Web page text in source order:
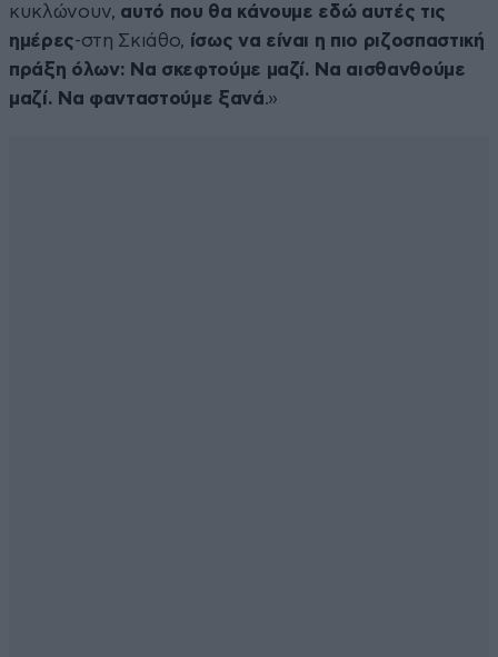
κυκλώνουν, αυτό που θα κάνουμε εδώ αυτές τις
ημέρες-στη Σκιάθο, ίσως να είναι η πιο ριζοσπαστική
πράξη όλων: Να σκεφτούμε μαζί. Να αισθανθούμε
μαζί. Να φανταστούμε ξανά.»